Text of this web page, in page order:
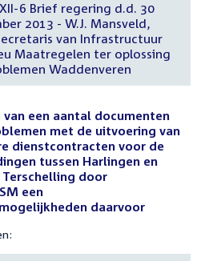
6 Brief regering d.d. 30
2013 - W.J. Mansveld,
van Infrastructuur
Maatregelen ter oplossing
Waddenveren
van een aantal documenten
met de uitvoering van
dienstcontracten voor de
tussen Harlingen en
door
een
daarvoor